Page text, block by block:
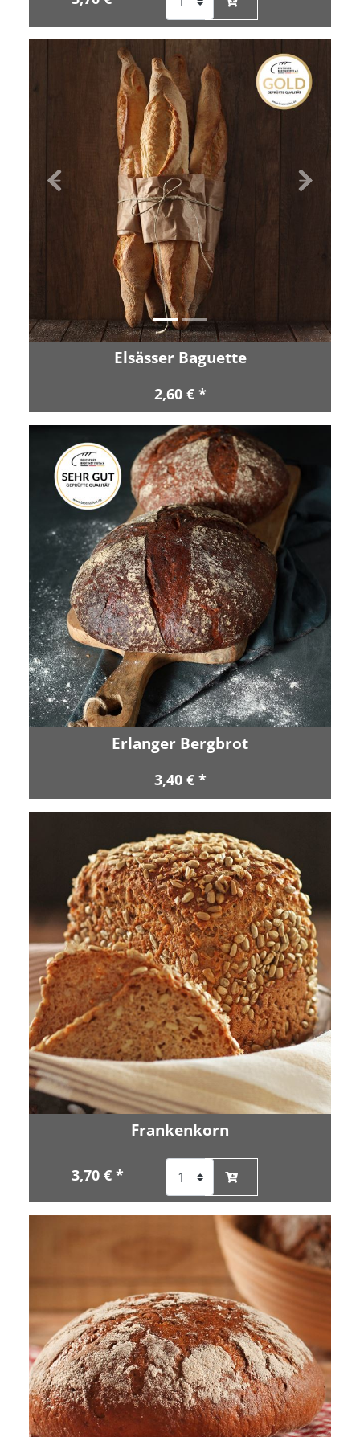
Zurück Vor
Elsässer Baguette
2,60 € *
Erlanger Bergbrot
3,40 € *
Frankenkorn
3,70 € *